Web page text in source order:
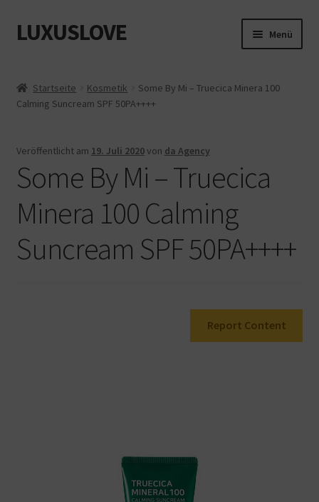
Zur
Navigation
Zum
Inhalt
LUXUSLOVE Menü
Cookie-Richtlinie (EU)
Datenschutz
Impressum
Kasse
Mein Konto
Startseite Kosmetik
Some By Mi – Truecica Minera 100
Calming Suncream SPF 50PA++++
Veröffentlicht am 19. Juli 2020von da Agency
Some By Mi – Truecica
Minera 100 Calming
Suncream SPF 50PA++++
Report Content